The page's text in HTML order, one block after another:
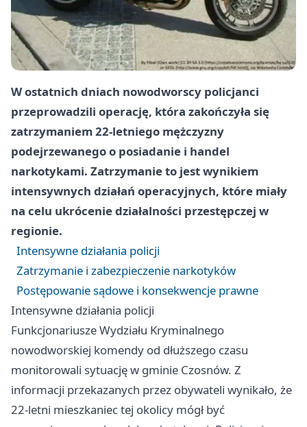
W ostatnich dniach nowodworscy policjanci
przeprowadzili operację, która zakończyła się
zatrzymaniem 22-letniego mężczyzny
podejrzewanego o posiadanie i handel
narkotykami. Zatrzymanie to jest wynikiem
intensywnych działań operacyjnych, które miały
na celu ukrócenie działalności przestępczej w
regionie.
Intensywne działania policji
Zatrzymanie i zabezpieczenie narkotyków
Postępowanie sądowe i konsekwencje prawne
Intensywne działania policji
Funkcjonariusze Wydziału Kryminalnego
nowodworskiej komendy od dłuższego czasu
monitorowali sytuację w gminie Czosnów. Z
informacji przekazanych przez obywateli wynikało, że
22-letni mieszkaniec tej okolicy mógł być